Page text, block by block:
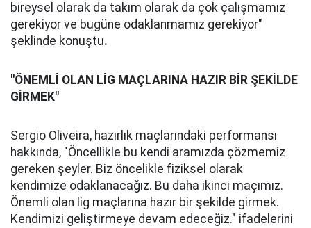
bireysel olarak da takım olarak da çok çalışmamız
gerekiyor ve bugüne odaklanmamız gerekiyor"
şeklinde konuştu.
"ÖNEMLİ OLAN LİG MAÇLARINA HAZIR BİR ŞEKİLDE
GİRMEK"
Sergio Oliveira, hazırlık maçlarındaki performansı
hakkında, "Öncellikle bu kendi aramızda çözmemiz
gereken şeyler. Biz öncelikle fiziksel olarak
kendimize odaklanacağız. Bu daha ikinci maçımız.
Önemli olan lig maçlarına hazır bir şekilde girmek.
Kendimizi geliştirmeye devam edeceğiz." ifadelerini